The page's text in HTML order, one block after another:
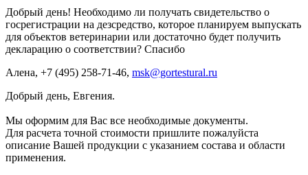
Добрый день! Необходимо ли получать свидетельство о
госрегистрации на дезсредство, которое планируем выпускать
для объектов ветеринарии или достаточно будет получить
декларацию о соответствии? Спасибо
Алена, +7 (495) 258-71-46, msk@gortestural.ru
Добрый день, Евгения.
Мы оформим для Вас все необходимые документы.
Для расчета точной стоимости пришлите пожалуйста
описание Вашей продукции с указанием состава и области
применения.